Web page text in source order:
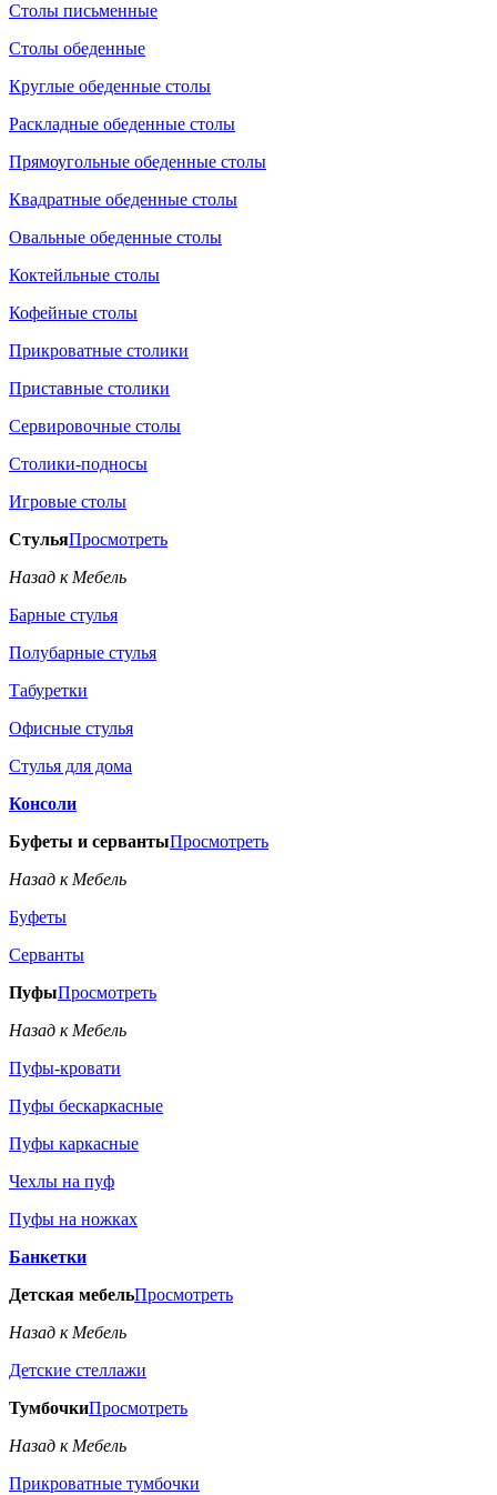
Столы письменные
Столы обеденные
Круглые обеденные столы
Раскладные обеденные столы
Прямоугольные обеденные столы
Квадратные обеденные столы
Овальные обеденные столы
Коктейльные столы
Кофейные столы
Прикроватные столики
Приставные столики
Сервировочные столы
Столики-подносы
Игровые столы
СтульяПросмотреть
Назад к Мебель
Барные стулья
Полубарные стулья
Табуретки
Офисные стулья
Стулья для дома
Консоли
Буфеты и сервантыПросмотреть
Назад к Мебель
Буфеты
Серванты
ПуфыПросмотреть
Назад к Мебель
Пуфы-кровати
Пуфы бескаркасные
Пуфы каркасные
Чехлы на пуф
Пуфы на ножках
Банкетки
Детская мебельПросмотреть
Назад к Мебель
Детские стеллажи
ТумбочкиПросмотреть
Назад к Мебель
Прикроватные тумбочки